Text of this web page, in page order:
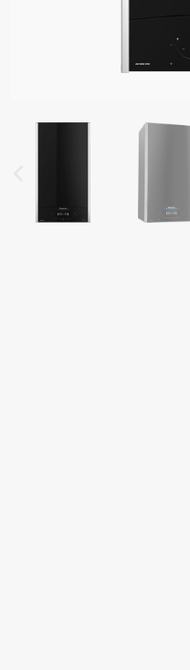
OD OHRIEVAČE VODY